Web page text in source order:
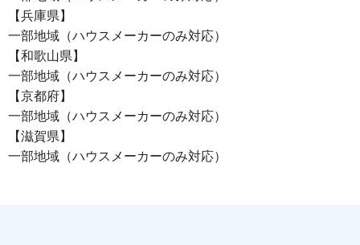
【兵庫県】
一部地域（ハウスメーカーのみ対応）
【和歌山県】
一部地域（ハウスメーカーのみ対応）
【京都府】
一部地域（ハウスメーカーのみ対応）
【滋賀県】
一部地域（ハウスメーカーのみ対応）